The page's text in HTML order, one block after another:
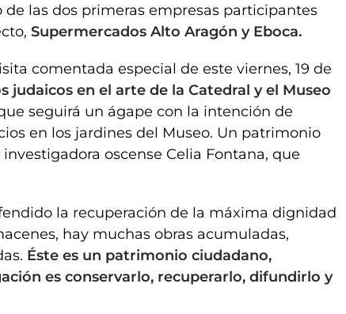
las dos primeras empresas participantes
Supermercados Alto Aragón y Eboca.
comentada especial de este viernes, 19 de
judaicos en el arte de la Catedral y el Museo
seguirá un ágape con la intención de
en los jardines del Museo. Un patrimonio
oscense Celia Fontana, que
la recuperación de la máxima dignidad
hay muchas obras acumuladas,
Éste es un patrimonio ciudadano,
es conservarlo, recuperarlo, difundirlo y